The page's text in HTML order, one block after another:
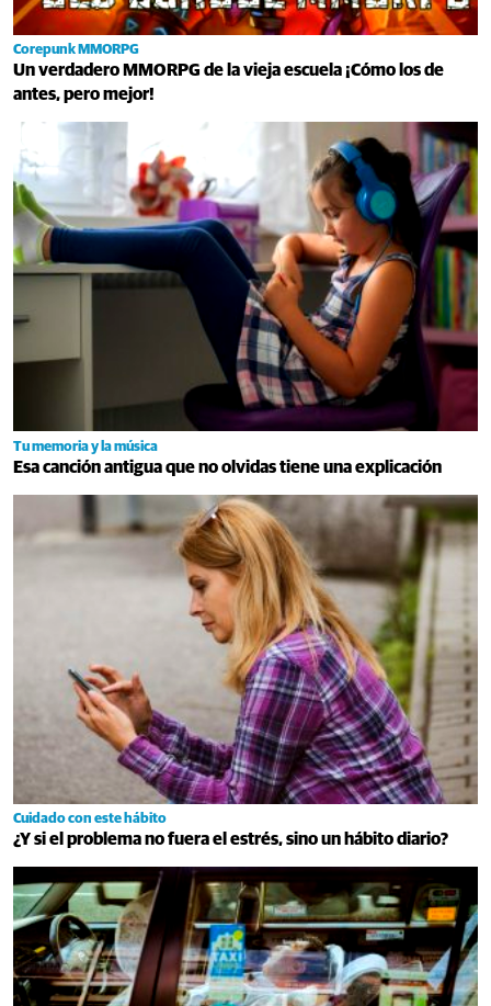
Corepunk MMORPG
Un verdadero MMORPG de la vieja escuela ¡Cómo los de
antes, pero mejor!
Tu memoria y la música
Esa canción antigua que no olvidas tiene una explicación
Cuidado con este hábito
¿Y si el problema no fuera el estrés, sino un hábito diario?